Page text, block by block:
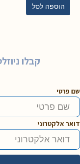
הוספה לסל
קבלו
שם פרטי
דואר אלקטרוני